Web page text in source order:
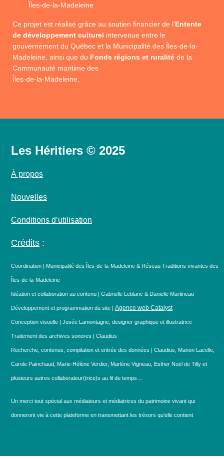
Îles-de-la-Madeleine
Ce projet est réalisé grâce au soutien financier de l’Entente
de développement culturel intervenue entre le
gouvernement du Québec et la Municipalité des Îles-de-la-
Madeleine, ainsi que du Fonds régions et ruralité de la
Communauté maritime des
Îles-de-la-Madeleine.
Les Héritiers © 2025
À propos
Nouvelles
Conditions d’utilisation
Crédits :
Coordination | Municipalité des Îles-de-la-Madeleine & Réseau Traditions vivantes des
Îles-de-la-Madeleine
Idéation et collaboration au contenu | Gabrielle Leblanc & Danielle Martineau
Développement et programmation du site | Agence web Catalyst
Conception visuelle | Josée Lamontagne, designer graphique et illustratrice
Traitement des archives sonores | Claudius
Recherche, contenus, compilation et entrée des données | Claudius, Manon Lacelle,
Carole Painchaud, Marie-Hélène Verdier, Marlène Vigneau, Esther Noël de Tilly et
plusieurs autres collaborateur(trice)s au fil du temps…
Un merci tout spécial aux médiateurs et médiatrices du patrimoine vivant qui
donneront vie à cette plateforme en transmettant les trésors qu’elle contient